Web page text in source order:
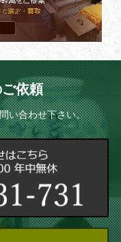
依頼
い合わせ下さい。